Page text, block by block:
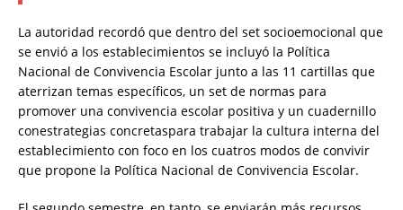
La autoridad recordó que dentro del set socioemocional que
se envió a los establecimientos se incluyó la Política
Nacional de Convivencia Escolar junto a las 11 cartillas que
aterrizan temas específicos, un set de normas para
promover una convivencia escolar positiva y un cuadernillo
conestrategias concretaspara trabajar la cultura interna del
establecimiento con foco en los cuatros modos de convivir
que propone la Política Nacional de Convivencia Escolar.